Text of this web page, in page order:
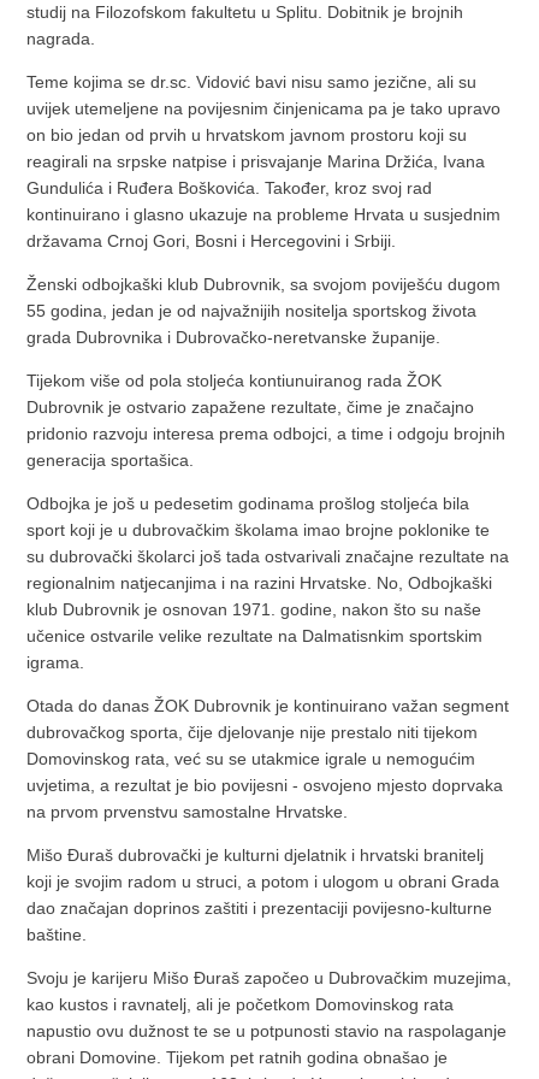
studij na Filozofskom fakultetu u Splitu. Dobitnik je brojnih
nagrada.
Teme kojima se dr.sc. Vidović bavi nisu samo jezične, ali su
uvijek utemeljene na povijesnim činjenicama pa je tako upravo
on bio jedan od prvih u hrvatskom javnom prostoru koji su
reagirali na srpske natpise i prisvajanje Marina Držića, Ivana
Gundulića i Ruđera Boškovića. Također, kroz svoj rad
kontinuirano i glasno ukazuje na probleme Hrvata u susjednim
državama Crnoj Gori, Bosni i Hercegovini i Srbiji.
Ženski odbojkaški klub Dubrovnik, sa svojom poviješću dugom
55 godina, jedan je od najvažnijih nositelja sportskog života
grada Dubrovnika i Dubrovačko-neretvanske županije.
Tijekom više od pola stoljeća kontiunuiranog rada ŽOK
Dubrovnik je ostvario zapažene rezultate, čime je značajno
pridonio razvoju interesa prema odbojci, a time i odgoju brojnih
generacija sportašica.
Odbojka je još u pedesetim godinama prošlog stoljeća bila
sport koji je u dubrovačkim školama imao brojne poklonike te
su dubrovački školarci još tada ostvarivali značajne rezultate na
regionalnim natjecanjima i na razini Hrvatske. No, Odbojkaški
klub Dubrovnik je osnovan 1971. godine, nakon što su naše
učenice ostvarile velike rezultate na Dalmatisnkim sportskim
igrama.
Otada do danas ŽOK Dubrovnik je kontinuirano važan segment
dubrovačkog sporta, čije djelovanje nije prestalo niti tijekom
Domovinskog rata, već su se utakmice igrale u nemogućim
uvjetima, a rezultat je bio povijesni - osvojeno mjesto doprvaka
na prvom prvenstvu samostalne Hrvatske.
Mišo Đuraš dubrovački je kulturni djelatnik i hrvatski branitelj
koji je svojim radom u struci, a potom i ulogom u obrani Grada
dao značajan doprinos zaštiti i prezentaciji povijesno-kulturne
baštine.
Svoju je karijeru Mišo Đuraš započeo u Dubrovačkim muzejima,
kao kustos i ravnatelj, ali je početkom Domovinskog rata
napustio ovu dužnost te se u potpunosti stavio na raspolaganje
obrani Domovine. Tijekom pet ratnih godina obnašao je